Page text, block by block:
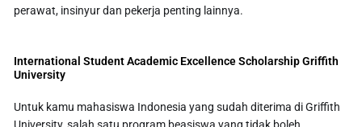
perawat, insinyur dan pekerja penting lainnya.
International Student Academic Excellence Scholarship Griffith
University
Untuk kamu mahasiswa Indonesia yang sudah diterima di Griffith
University, salah satu program beasiswa yang tidak boleh